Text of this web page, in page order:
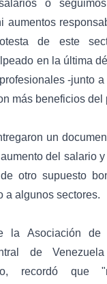
o
aumentos
de este
en la última
-junto
más beneficios del
un
del salario
otro supuesto
a algunos sectores.
la Asociación de
de
, recordó que